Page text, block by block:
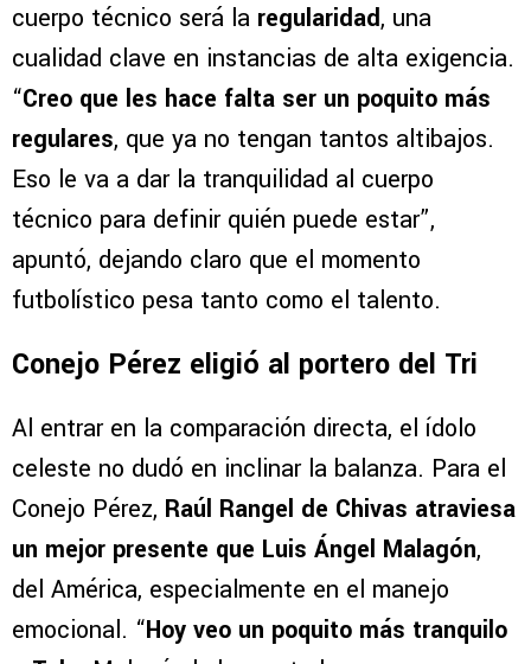
cuerpo técnico será la regularidad, una
cualidad clave en instancias de alta exigencia.
“Creo que les hace falta ser un poquito más
regulares, que ya no tengan tantos altibajos.
Eso le va a dar la tranquilidad al cuerpo
técnico para definir quién puede estar”,
apuntó, dejando claro que el momento
futbolístico pesa tanto como el talento.
Conejo Pérez eligió al portero del Tri
Al entrar en la comparación directa, el ídolo
celeste no dudó en inclinar la balanza. Para el
Conejo Pérez, Raúl Rangel de Chivas atraviesa
un mejor presente que Luis Ángel Malagón,
del América, especialmente en el manejo
emocional. “Hoy veo un poquito más tranquilo